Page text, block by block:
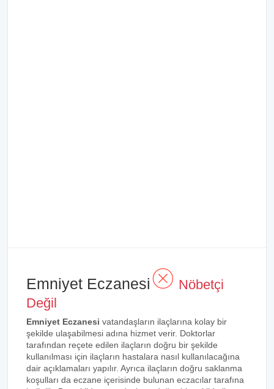
Emniyet Eczanesi
Nöbetçi
Değil
Emniyet Eczanesi vatandaşların ilaçlarına kolay bir
şekilde ulaşabilmesi adına hizmet verir. Doktorlar
tarafından reçete edilen ilaçların doğru bir şekilde
kullanılması için ilaçların hastalara nasıl kullanılacağına
dair açıklamaları yapılır. Ayrıca ilaçların doğru saklanma
koşulları da eczane içerisinde bulunan eczacılar tarafına